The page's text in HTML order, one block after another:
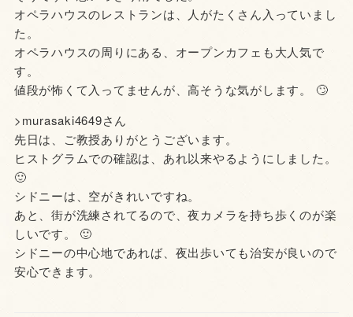
オペラハウスのレストランは、人がたくさん入っていまし
た。
オペラハウスの周りにある、オープンカフェも大人気で
す。
値段が怖くて入ってませんが、高そうな気がします。 🙄
>murasaki4649さん
先日は、ご教授ありがとうございます。
ヒストグラムでの確認は、あれ以来やるようにしました。
🙂
シドニーは、空がきれいですね。
あと、街が洗練されてるので、夜カメラを持ち歩くのが楽
しいです。 🙂
シドニーの中心地であれば、夜出歩いても治安が良いので
安心できます。